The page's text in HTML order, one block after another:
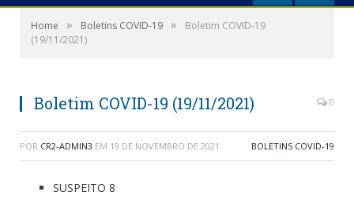
Home » Boletins COVID-19 »
Boletim COVID-19
(19/11/2021)
Boletim COVID-19 (19/11/2021) 0
POR CR2-ADMIN3 EM 19 DE NOVEMBRO DE 2021 BOLETINS COVID-19
SUSPEITO 8